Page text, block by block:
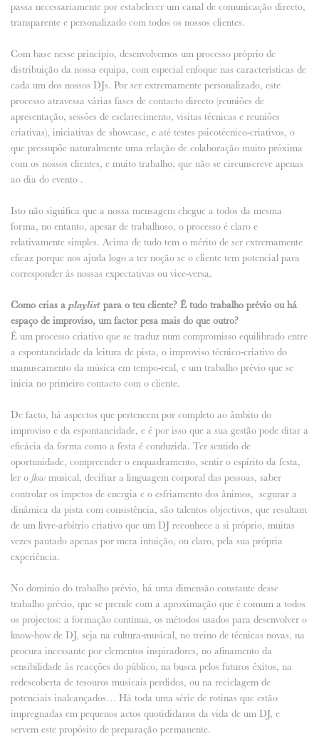
passa necessariamente por estabelecer um canal de comunicação directo,
transparente e personalizado com todos os nossos clientes.
Com base nesse princípio, desenvolvemos um processo próprio de
distribuição da nossa equipa, com especial enfoque nas características de
cada um dos nossos DJs. Por ser extremamente personalizado, este
processo atravessa várias fases de contacto directo (reuniões de
apresentação, sessões de esclarecimento, visitas técnicas e reuniões
criativas), iniciativas de showcase, e até testes psicotécnico-criativos, o
que pressupõe naturalmente uma relação de colaboração muito próxima
com os nossos clientes, e muito trabalho, que não se circunscreve apenas
ao dia do evento .
Isto não significa que a nossa mensagem chegue a todos da mesma
forma, no entanto, apesar de trabalhoso, o processo é claro e
relativamente simples. Acima de tudo tem o mérito de ser extremamente
eficaz porque nos ajuda logo a ter noção se o cliente tem potencial para
corresponder às nossas expectativas ou vice-versa.
Como crias a playlist para o teu cliente? É tudo trabalho prévio ou há
espaço de improviso, um factor pesa mais do que outro?
É um processo criativo que se traduz num compromisso equilibrado entre
a espontaneidade da leitura de pista, o improviso técnico-criativo do
manuseamento da música em tempo-real, e um trabalho prévio que se
inicia no primeiro contacto com o cliente.
De facto, há aspectos que pertencem por completo ao âmbito do
improviso e da espontaneidade, e é por isso que a sua gestão pode ditar a
eficácia da forma como a festa é conduzida. Ter sentido de
oportunidade, compreender o enquadramento, sentir o espírito da festa,
ler o flow musical, decifrar a linguagem corporal das pessoas, saber
controlar os ímpetos de energia e o esfriamento dos ânimos, segurar a
dinâmica da pista com consistência, são talentos objectivos, que resultam
de um livre-arbítrio criativo que um DJ reconhece a si próprio, muitas
vezes pautado apenas por mera intuição, ou claro, pela sua própria
experiência.
No domínio do trabalho prévio, há uma dimensão constante desse
trabalho prévio, que se prende com a aproximação que é comum a todos
os projectos: a formação contínua, os métodos usados para desenvolver o
know-how de DJ, seja na cultura-musical, no treino de técnicas novas, na
procura incessante por elementos inspiradores, no afinamento da
sensibilidade às reacções do público, na busca pelos futuros êxitos, na
redescoberta de tesouros musicais perdidos, ou na reciclagem de
potenciais inalcançados… Há toda uma série de rotinas que estão
impregnadas em pequenos actos quotididanos da vida de um DJ, e
servem este propósito de preparação permanente.